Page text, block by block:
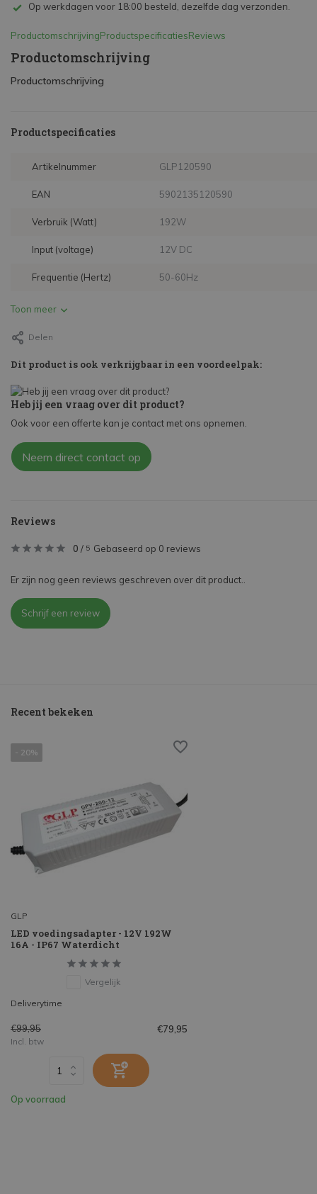
Op werkdagen voor 18:00 besteld, dezelfde dag verzonden.
ProductomschrijvingProductspecificatiesReviews
Productomschrijving
Productomschrijving
Productspecificaties
Artikelnummer GLP120590
EAN 5902135120590
Verbruik (Watt) 192W
Input (voltage) 12V DC
Frequentie (Hertz) 50-60Hz
Toon meer
Delen
Dit product is ook verkrijgbaar in een voordeelpak:
Heb jij een vraag over dit product?
Ook voor een offerte kan je contact met ons opnemen.
Neem direct contact op
Reviews
0 / 5 Gebaseerd op 0 reviews
Er zijn nog geen reviews geschreven over dit product..
Schrijf een review
Recent bekeken
- 20%
GLP
LED voedingsadapter - 12V 192W
16A - IP67 Waterdicht
Vergelijk
Deliverytime
€99,95 €79,95
Incl. btw
Op voorraad